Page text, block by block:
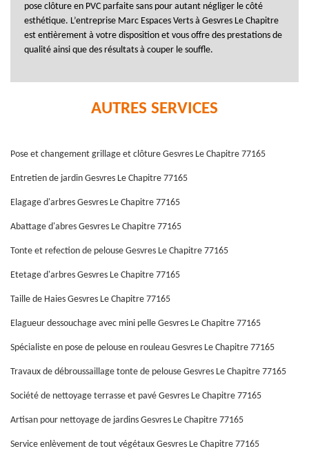
pose clôture en PVC parfaite sans pour autant négliger le côté
esthétique. L’entreprise Marc Espaces Verts à Gesvres Le Chapitre
est entièrement à votre disposition et vous offre des prestations de
qualité ainsi que des résultats à couper le souffle.
AUTRES SERVICES
Pose et changement grillage et clôture Gesvres Le Chapitre 77165
Entretien de jardin Gesvres Le Chapitre 77165
Elagage d'arbres Gesvres Le Chapitre 77165
Abattage d'abres Gesvres Le Chapitre 77165
Tonte et refection de pelouse Gesvres Le Chapitre 77165
Etetage d'arbres Gesvres Le Chapitre 77165
Taille de Haies Gesvres Le Chapitre 77165
Elagueur dessouchage avec mini pelle Gesvres Le Chapitre 77165
Spécialiste en pose de pelouse en rouleau Gesvres Le Chapitre 77165
Travaux de débroussaillage tonte de pelouse Gesvres Le Chapitre 77165
Société de nettoyage terrasse et pavé Gesvres Le Chapitre 77165
Artisan pour nettoyage de jardins Gesvres Le Chapitre 77165
Service enlèvement de tout végétaux Gesvres Le Chapitre 77165